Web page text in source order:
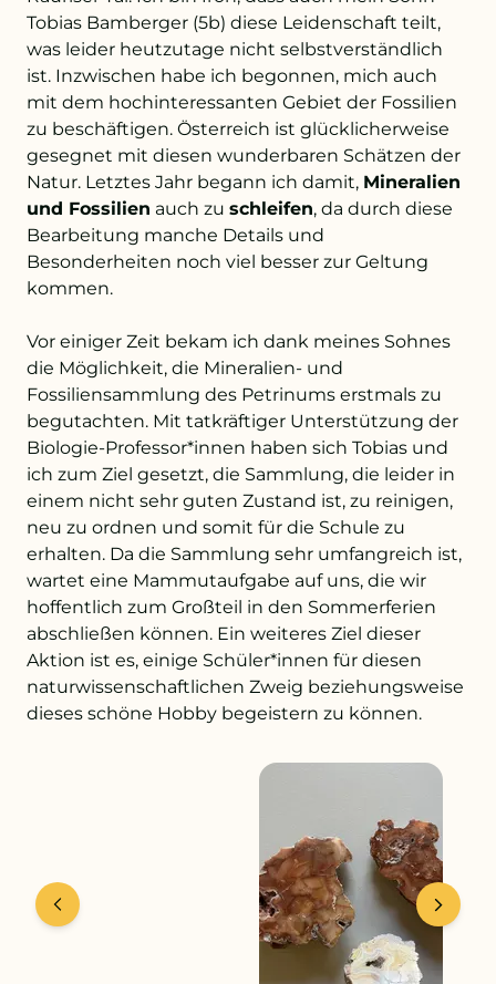
Tobias Bamberger (5b) diese Leidenschaft teilt,
was leider heutzutage nicht selbstverständlich
ist. Inzwischen habe ich begonnen, mich auch
mit dem hochinteressanten Gebiet der Fossilien
zu beschäftigen. Österreich ist glücklicherweise
gesegnet mit diesen wunderbaren Schätzen der
Natur. Letztes Jahr begann ich damit, Mineralien
und Fossilien auch zu schleifen, da durch diese
Bearbeitung manche Details und
Besonderheiten noch viel besser zur Geltung
kommen.
Vor einiger Zeit bekam ich dank meines Sohnes
die Möglichkeit, die Mineralien- und
Fossiliensammlung des Petrinums erstmals zu
begutachten. Mit tatkräftiger Unterstützung der
Biologie-Professor*innen haben sich Tobias und
ich zum Ziel gesetzt, die Sammlung, die leider in
einem nicht sehr guten Zustand ist, zu reinigen,
neu zu ordnen und somit für die Schule zu
erhalten. Da die Sammlung sehr umfangreich ist,
wartet eine Mammutaufgabe auf uns, die wir
hoffentlich zum Großteil in den Sommerferien
abschließen können. Ein weiteres Ziel dieser
Aktion ist es, einige Schüler*innen für diesen
naturwissenschaftlichen Zweig beziehungsweise
dieses schöne Hobby begeistern zu können.